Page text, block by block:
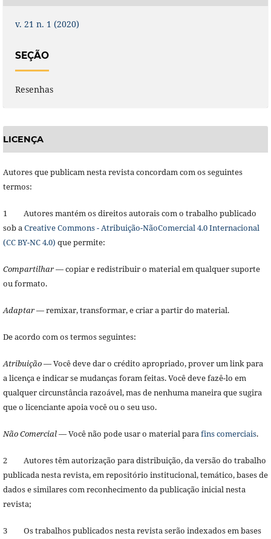
v. 21 n. 1 (2020)
SEÇÃO
Resenhas
LICENÇA
Autores que publicam nesta revista concordam com os seguintes
termos:
1 Autores mantém os direitos autorais com o trabalho publicado
sob aCreative Commons - Atribuição-NãoComercial 4.0 Internacional
(CC BY-NC 4.0) que permite:
Compartilhar— copiar e redistribuir o material em qualquer suporte
ou formato.
Adaptar— remixar, transformar, e criar a partir do material.
De acordo com os termos seguintes:
Atribuição— Você deve dar o crédito apropriado, prover um link para
a licença e indicar se mudanças foram feitas. Você deve fazê-lo em
qualquer circunstância razoável, mas de nenhuma maneira que sugira
que o licenciante apoia você ou o seu uso.
Não Comercial— Você não pode usar o material parafins comerciais.
2 Autores têm autorização para distribuição, da versão do trabalho
publicada nesta revista, em repositório institucional, temático, bases de
dados e similares com reconhecimento da publicação inicial nesta
revista;
3 Os trabalhos publicados nesta revista serão indexados em bases